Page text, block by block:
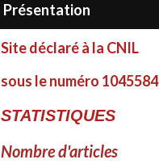
Présentation
Site déclaré à la CNIL
sous le numéro 1045584
STATISTIQUES
Nombre d'articles